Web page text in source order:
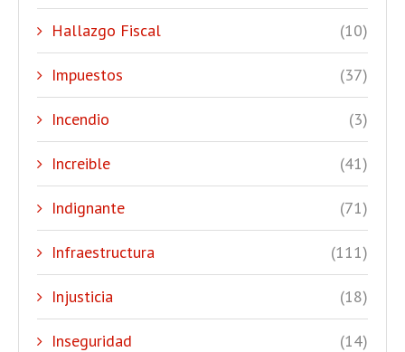
Hallazgo Fiscal (10)
Impuestos (37)
Incendio (3)
Increible (41)
Indignante (71)
Infraestructura (111)
Injusticia (18)
Inseguridad (14)